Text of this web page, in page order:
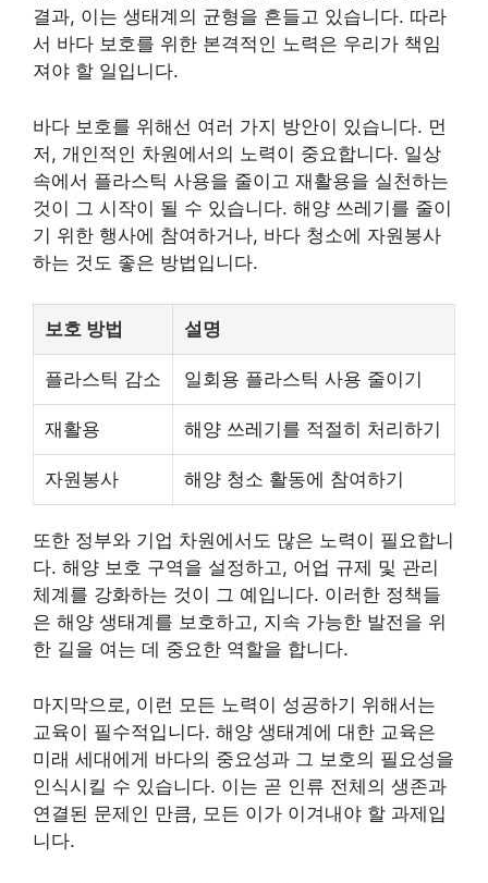
결과, 이는 생태계의 균형을 흔들고 있습니다. 따라
서 바다 보호를 위한 본격적인 노력은 우리가 책임
져야 할 일입니다.
바다 보호를 위해선 여러 가지 방안이 있습니다. 먼
저, 개인적인 차원에서의 노력이 중요합니다. 일상
속에서 플라스틱 사용을 줄이고 재활용을 실천하는
것이 그 시작이 될 수 있습니다. 해양 쓰레기를 줄이
기 위한 행사에 참여하거나, 바다 청소에 자원봉사
하는 것도 좋은 방법입니다.
보호 방법 설명
플라스틱 감소 일회용 플라스틱 사용 줄이기
재활용 해양 쓰레기를 적절히 처리하기
자원봉사 해양 청소 활동에 참여하기
또한 정부와 기업 차원에서도 많은 노력이 필요합니
다. 해양 보호 구역을 설정하고, 어업 규제 및 관리
체계를 강화하는 것이 그 예입니다. 이러한 정책들
은 해양 생태계를 보호하고, 지속 가능한 발전을 위
한 길을 여는 데 중요한 역할을 합니다.
마지막으로, 이런 모든 노력이 성공하기 위해서는
교육이 필수적입니다. 해양 생태계에 대한 교육은
미래 세대에게 바다의 중요성과 그 보호의 필요성을
인식시킬 수 있습니다. 이는 곧 인류 전체의 생존과
연결된 문제인 만큼, 모든 이가 이겨내야 할 과제입
니다.